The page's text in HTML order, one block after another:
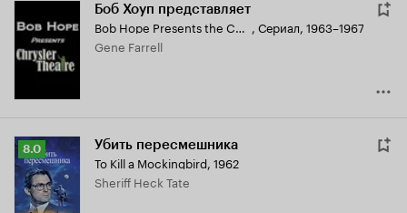
Боб Хоуп представляет
Bob Hope Presents the Chrysler Theatre , Сериал, 1963–1967
Gene Farrell
Рейтинг
Кинопоиска
8.0
8.0 Убить пересмешника
To Kill a Mockingbird, 1962
Sheriff Heck Tate